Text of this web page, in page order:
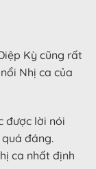
Kỳ cũng rất
Nhị ca của
được lời nói
đáng.
ca nhất định